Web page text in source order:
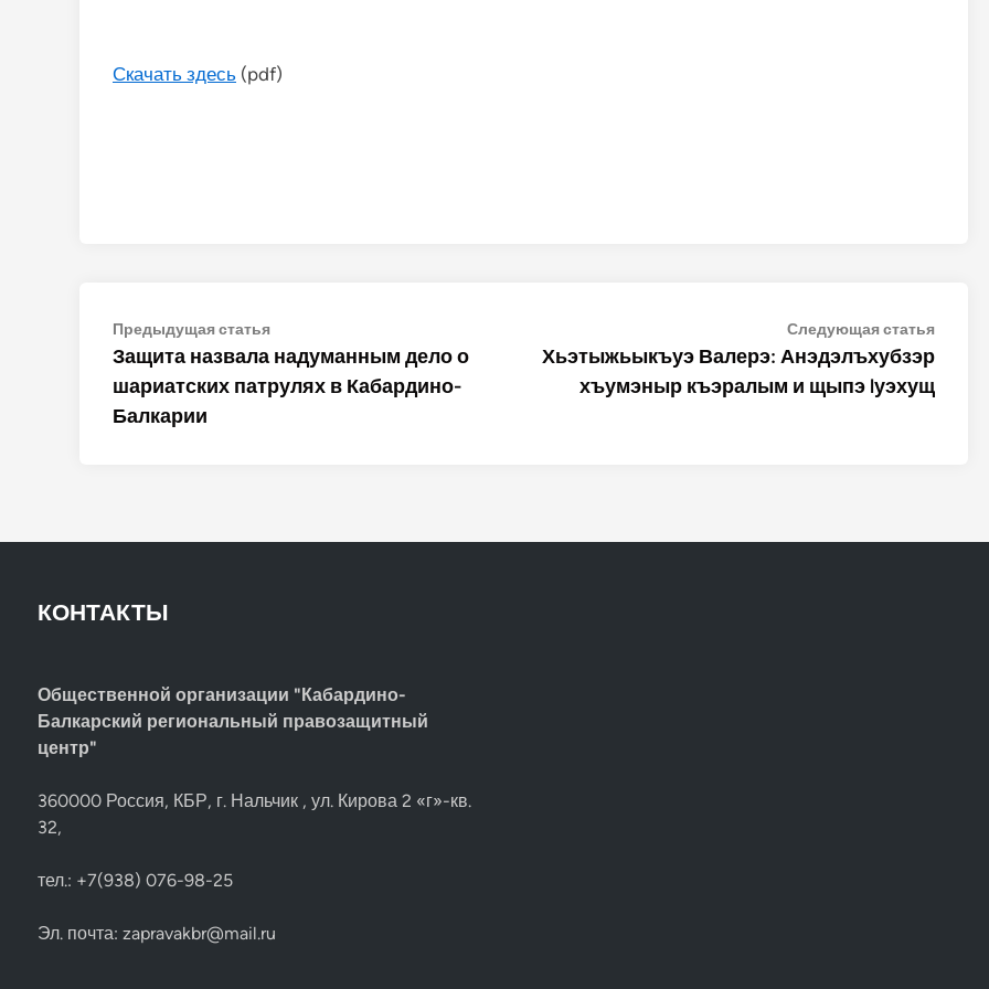
Скачать здесь (pdf)
Навигация
по
записям
Предыдущая статьяПредыдущая
статья:
Защита назвала надуманным дело о
шариатских патрулях в Кабардино-
Балкарии
Следующая статья
статья:
Хьэтыжьыкъуэ Валерэ: Анэдэлъхубзэр
хъумэныр къэралым и щыпэ lуэхущ
КОНТАКТЫ
Общественной организации "Кабардино-
Балкарский региональный правозащитный
центр"
360000 Россия, КБР, г. Нальчик , ул. Кирова 2 «г»-кв.
32,
тел.: +7(938) 076-98-25
Эл. почта: zapravakbr@mail.ru